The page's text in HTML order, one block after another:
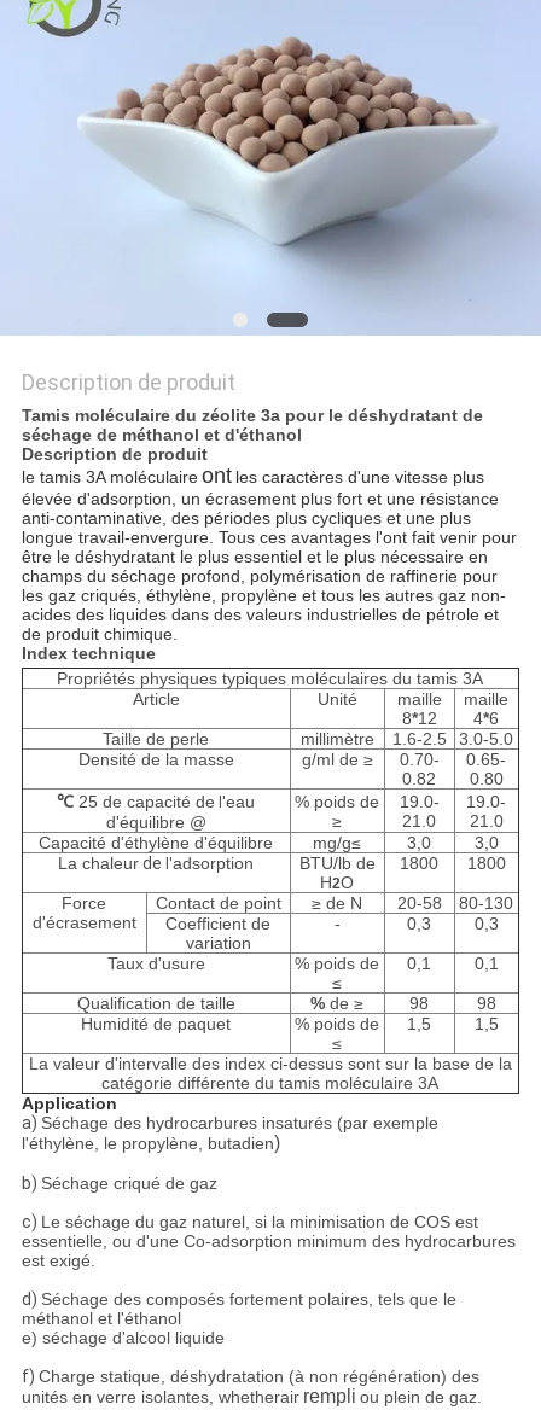
NOUVELLES
DEMANDER
DU
SITE
PRIVACY
POLICY
Description de produit
Tamis moléculaire du zéolite 3a pour le déshydratant de
séchage de méthanol et d'éthanol
Description de produit
le tamis 3A moléculaireont les caractères d'une vitesse plus
élevée d'adsorption, un écrasement plus fort et une résistance
anti-contaminative, des périodes plus cycliques et une plus
longue travail-envergure. Tous ces avantages l'ont fait venir pour
être le déshydratant le plus essentiel et le plus nécessaire en
champs du séchage profond, polymérisation de raffinerie pour
les gaz criqués, éthylène, propylène et tous les autres gaz non-
acides des liquides dans des valeurs industrielles de pétrole et
de produit chimique.
Index technique
Propriétés physiques typiques moléculaires du tamis 3A
Article
Unité
maille
8*12
maille
4*6
Taille de perle
millimètre 1.6-2.5
3.0-5.0
Densité de la masse
g/ml de ≥
0.70-
0.82
0.65-
0.80
℃ 25 de capacité de l'eau
d'équilibre @
% poids de
≥
19.0-
21.0
19.0-
21.0
Capacité d'éthylène d'équilibre
mg/g≤ 3,0
3,0
La chaleurde l'adsorption
BTU/lb de
H2O
1800 1800
Force
d'écrasement
Contact de point ≥ de N 20-58
80-130
Coefficient de
variation
- 0,3 0,3
Taux d'usure
% poids de
≤
0,1 0,1
Qualification de taille % de ≥ 98
98
Humidité de paquet
% poids de
≤
1,5 1,5
La valeur d'intervalle des index ci-dessus sont sur la base de la
catégorie différente du tamis moléculaire 3A
Application
a) Séchage des hydrocarbures insaturés (par exemple
l'éthylène, le propylène, butadien)
b) Séchage criqué de gaz
c) Le séchage du gaz naturel, si la minimisation de COS est
essentielle, ou d'une Co-adsorption minimum des hydrocarbures
est exigé.
d) Séchage des composés fortement polaires, tels que le
méthanol et l'éthanol
e) séchage d'alcool liquide
f) Charge statique, déshydratation (à non régénération) des
unités en verre isolantes, whetherair rempli ou plein de gaz.